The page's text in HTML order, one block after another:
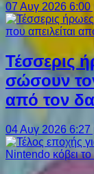
07 Αυγ 2026 6:00
Τέσσερις
σώσουν
από τον
04 Αυγ 2026 6:27